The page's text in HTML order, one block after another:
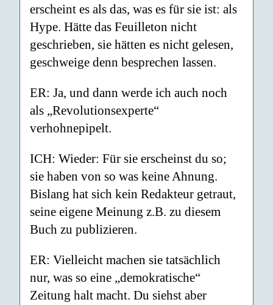
erscheint es als das, was es für sie ist: als
Hype. Hätte das Feuilleton nicht
geschrieben, sie hätten es nicht gelesen,
geschweige denn besprechen lassen.
ER: Ja, und dann werde ich auch noch
als „Revolutionsexperte“
verhohnepipelt.
ICH: Wieder: Für sie erscheinst du so;
sie haben von so was keine Ahnung.
Bislang hat sich kein Redakteur getraut,
seine eigene Meinung z.B. zu diesem
Buch zu publizieren.
ER: Vielleicht machen sie tatsächlich
nur, was so eine „demokratische“
Zeitung halt macht. Du siehst aber